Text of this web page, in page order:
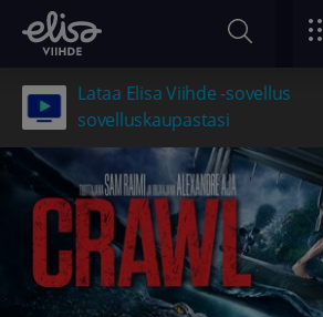
Lataa Elisa Viihde -sovellus
sovelluskaupastasi